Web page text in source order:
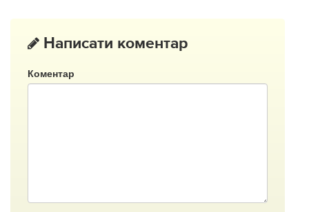
Написати коментар
Коментар